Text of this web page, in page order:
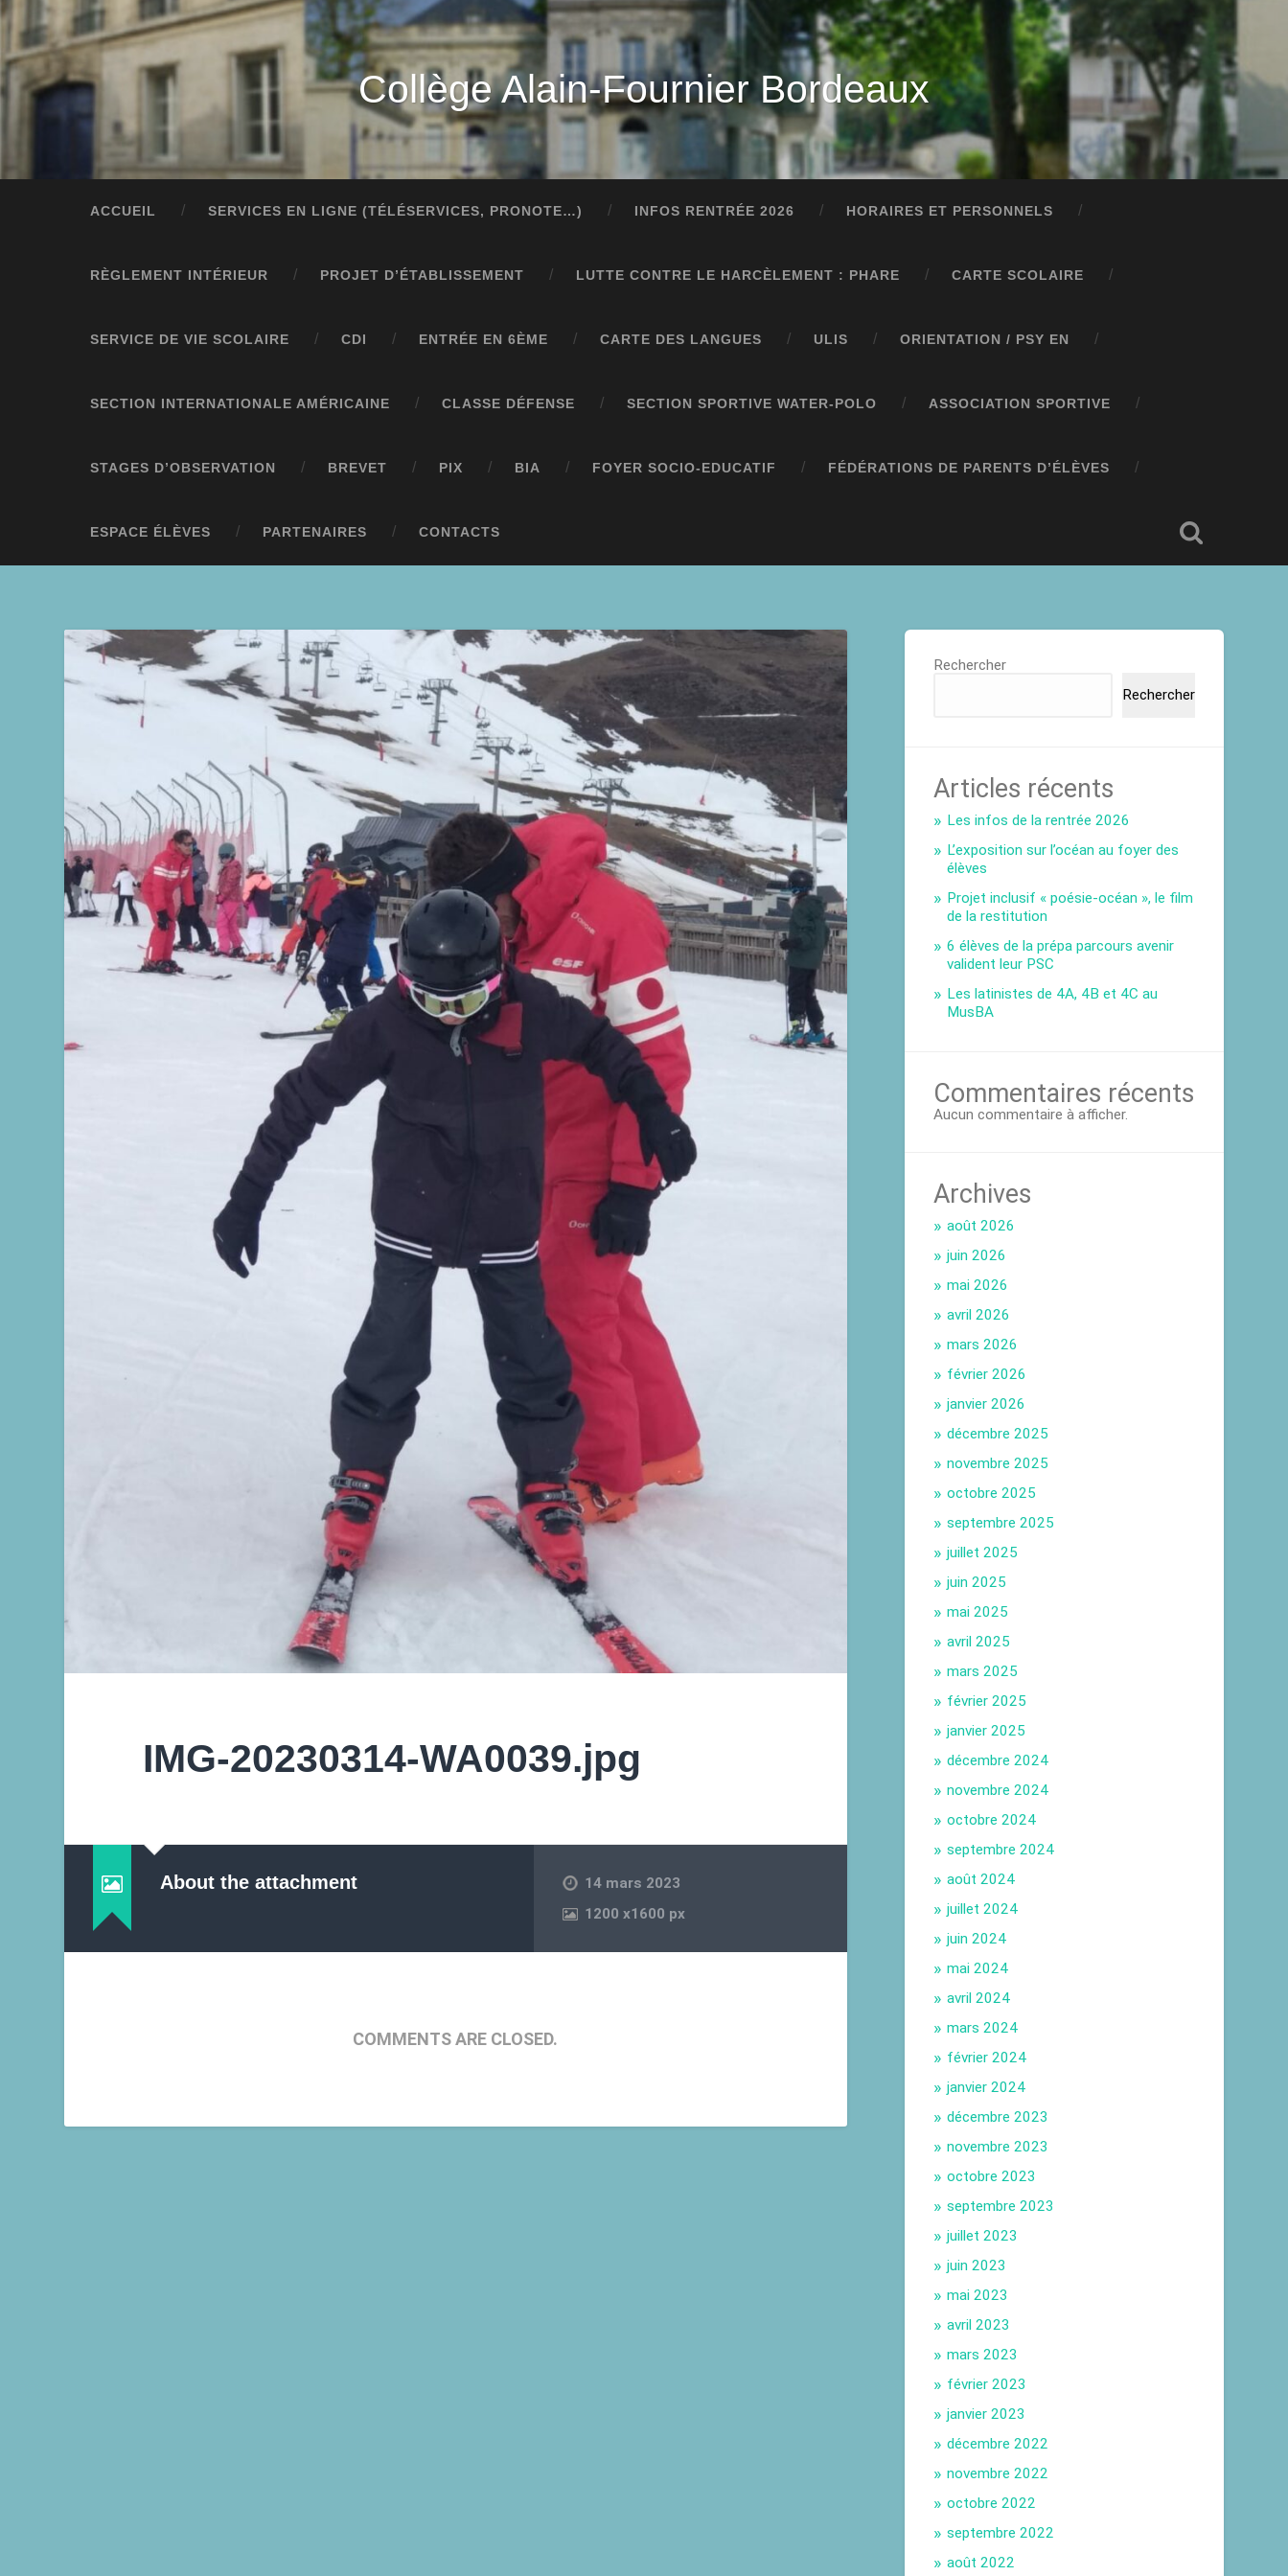
Collège Alain-Fournier Bordeaux
ACCUEIL SERVICES EN LIGNE (TÉLÉSERVICES, PRONOTE…) INFOS RENTRÉE 2026 HORAIRES ET PERSONNELS
RÈGLEMENT INTÉRIEUR PROJET D’ÉTABLISSEMENT LUTTE CONTRE LE HARCÈLEMENT : PHARE CARTE SCOLAIRE
SERVICE DE VIE SCOLAIRE CDI ENTRÉE EN 6ÈME CARTE DES LANGUES ULIS ORIENTATION / PSY EN
SECTION INTERNATIONALE AMÉRICAINE CLASSE DÉFENSE SECTION SPORTIVE WATER-POLO ASSOCIATION SPORTIVE
STAGES D’OBSERVATION BREVET PIX BIA FOYER SOCIO-EDUCATIF FÉDÉRATIONS DE PARENTS D’ÉLÈVES
ESPACE ÉLÈVES PARTENAIRES CONTACTS
IMG-20230314-WA0039.jpg
About the attachment
14 mars 2023
1200x1600 px
COMMENTS ARE CLOSED.
Rechercher
Rechercher
Articles récents
Les infos de la rentrée 2026
L’exposition sur l’océan au foyer des
élèves
Projet inclusif « poésie-océan », le film
de la restitution
6 élèves de la prépa parcours avenir
valident leur PSC
Les latinistes de 4A, 4B et 4C au
MusBA
Commentaires récents
Aucun commentaire à afficher.
Archives
août 2026
juin 2026
mai 2026
avril 2026
mars 2026
février 2026
janvier 2026
décembre 2025
novembre 2025
octobre 2025
septembre 2025
juillet 2025
juin 2025
mai 2025
avril 2025
mars 2025
février 2025
janvier 2025
décembre 2024
novembre 2024
octobre 2024
septembre 2024
août 2024
juillet 2024
juin 2024
mai 2024
avril 2024
mars 2024
février 2024
janvier 2024
décembre 2023
novembre 2023
octobre 2023
septembre 2023
juillet 2023
juin 2023
mai 2023
avril 2023
mars 2023
février 2023
janvier 2023
décembre 2022
novembre 2022
octobre 2022
septembre 2022
août 2022